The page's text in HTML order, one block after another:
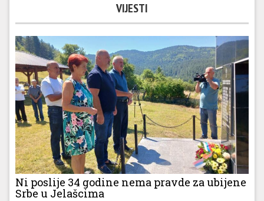
VIJESTI
Ni poslije 34 godine nema pravde za ubijene
Srbe u Jelašcima